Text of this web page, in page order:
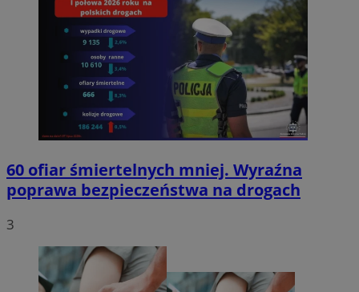
60 ofiar śmiertelnych mniej. Wyraźna
poprawa bezpieczeństwa na drogach
3